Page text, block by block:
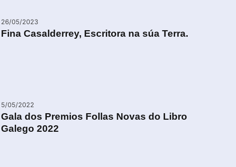
26/05/2023
Fina Casalderrey, Escritora na súa Terra.
5/05/2022
Gala dos Premios Follas Novas do Libro
Galego 2022